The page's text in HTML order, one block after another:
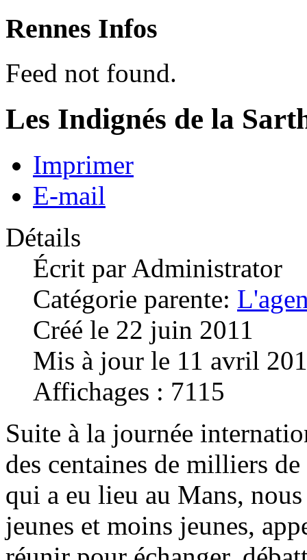
Rennes Infos
Feed not found.
Les Indignés de la
Imprimer
E-mail
Détails
Écrit par Administrator
Catégorie parente:
Créé le 22 juin 2011
Mis à jour le 11 avril
Affichages : 7115
Suite à la journée
des centaines de milliers
qui a eu lieu au Mans,
jeunes et moins jeunes,